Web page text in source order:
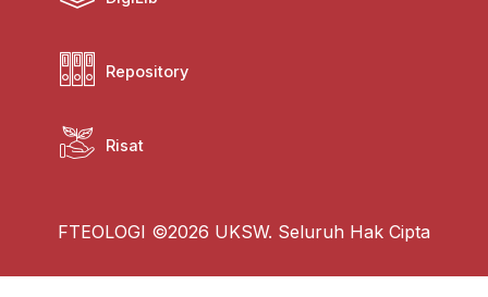
Repository
Risat
FTEOLOGI ©2026 UKSW. Seluruh Hak Cipta